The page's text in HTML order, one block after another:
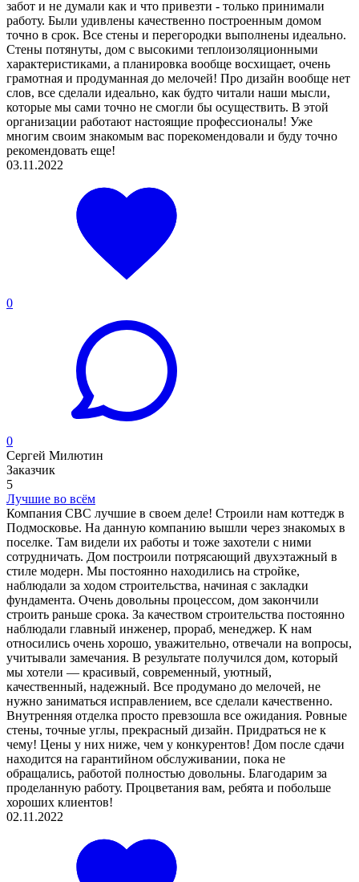
забот и не думали как и что привезти - только принимали
работу. Были удивлены качественно построенным домом
точно в срок. Все стены и перегородки выполнены идеально.
Стены потянуты, дом с высокими теплоизоляционными
характеристиками, а планировка вообще восхищает, очень
грамотная и продуманная до мелочей! Про дизайн вообще нет
слов, все сделали идеально, как будто читали наши мысли,
которые мы сами точно не смогли бы осуществить. В этой
организации работают настоящие профессионалы! Уже
многим своим знакомым вас порекомендовали и буду точно
рекомендовать еще!
03.11.2022
0
0
Сергей Милютин
Заказчик
5
Лучшие во всём
Компания CBC лучшие в своем деле! Строили нам коттедж в
Подмосковье. На данную компанию вышли через знакомых в
поселке. Там видели их работы и тоже захотели с ними
сотрудничать. Дом построили потрясающий двухэтажный в
стиле модерн. Мы постоянно находились на стройке,
наблюдали за ходом строительства, начиная с закладки
фундамента. Очень довольны процессом, дом закончили
строить раньше срока. За качеством строительства постоянно
наблюдали главный инженер, прораб, менеджер. К нам
относились очень хорошо, уважительно, отвечали на вопросы,
учитывали замечания. В результате получился дом, который
мы хотели — красивый, современный, уютный,
качественный, надежный. Все продумано до мелочей, не
нужно заниматься исправлением, все сделали качественно.
Внутренняя отделка просто превзошла все ожидания. Ровные
стены, точные углы, прекрасный дизайн. Придраться не к
чему! Цены у них ниже, чем у конкурентов! Дом после сдачи
находится на гарантийном обслуживании, пока не
обращались, работой полностью довольны. Благодарим за
проделанную работу. Процветания вам, ребята и побольше
хороших клиентов!
02.11.2022